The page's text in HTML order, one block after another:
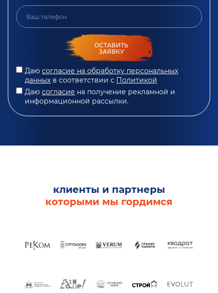
ОСТАВИТЬ
ЗАЯВКУ
Даю согласие на обработку персональных
данных в соответствии с Политикой
Даю согласие на получение рекламной и
информационной рассылки.
клиенты и партнеры
которыми мы гордимся